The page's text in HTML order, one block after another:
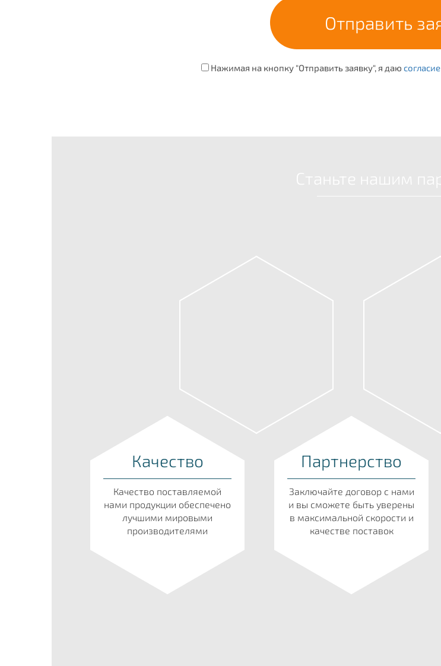
Нажимая на кнопку "Отправить заявку", я даю согласие
Качество
Качество поставляемой
нами продукции обеспечено
лучшими мировыми
производителями
Партнерство
Заключайте договор с нами
и вы сможете быть уверены
в максимальной скорости и
качестве поставок